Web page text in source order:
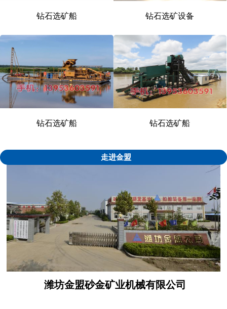
\3
钻石选矿船 钻石选矿设备
钻石选矿船 钻石选矿船
走进金盟
潍坊金盟砂金矿业机械有限公司